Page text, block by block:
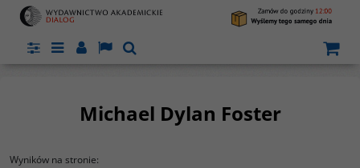
PanelMenuPanelLangSzukaj
Michael Dylan Foster
Wyników na stronie: